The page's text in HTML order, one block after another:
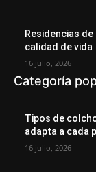
Residencias
calidad de vida
16 julio, 2026
Categoría
Tipos de
adapta a cada
16 julio, 2026